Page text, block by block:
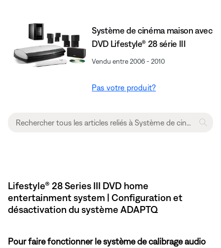
Système de cinéma maison avec
DVD Lifestyle® 28 série III
Vendu entre 2006 - 2010
Pas votre produit?
Lifestyle® 28 Series III DVD home
entertainment system | Configuration et
désactivation du système ADAPTQ
Pour faire fonctionner le système de calibrage audio